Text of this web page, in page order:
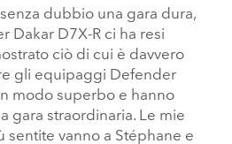
dubbio una gara dura,
Dakar D7X‑R ci ha resi
ciò di cui è davvero
gli equipaggi Defender
modo superbo e hanno
gara straordinaria. Le mie
sentite vanno a Stéphane e